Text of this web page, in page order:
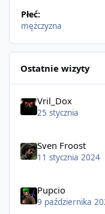
Płeć:
mężczyzna
Ostatnie wizyty
Vril_Dox
25 stycznia
Sven Froost
11 stycznia 2024
Pupcio
9 października